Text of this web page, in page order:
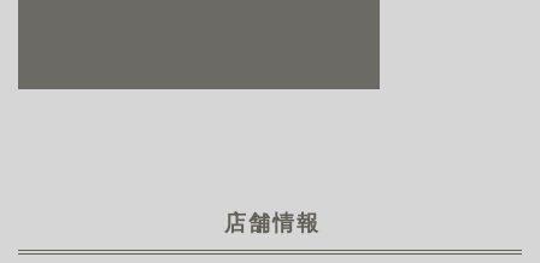
店舗情報